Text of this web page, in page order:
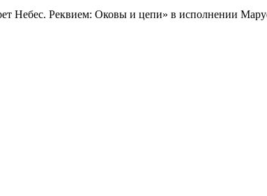
Небес. Реквием: Оковы и цепи» в исполнении